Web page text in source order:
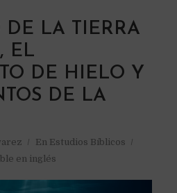
DE LA TIERRA
EL
DE HIELO Y
DE LA
En Estudios Bíblicos
en inglés